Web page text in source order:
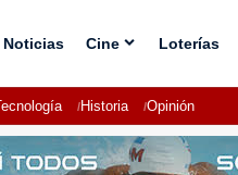
Noticias Cine Loterías
Historia Opinión